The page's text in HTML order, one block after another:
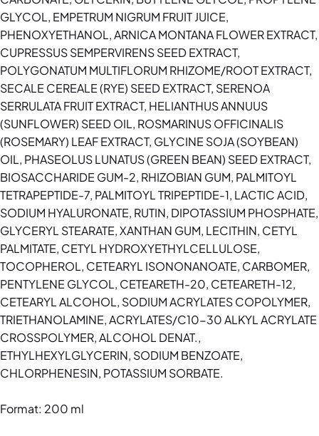
GLYCOL, EMPETRUM NIGRUM FRUIT JUICE,
PHENOXYETHANOL, ARNICA MONTANA FLOWER EXTRACT,
CUPRESSUS SEMPERVIRENS SEED EXTRACT,
POLYGONATUM MULTIFLORUM RHIZOME/ROOT EXTRACT,
SECALE CEREALE (RYE) SEED EXTRACT, SERENOA
SERRULATA FRUIT EXTRACT, HELIANTHUS ANNUUS
(SUNFLOWER) SEED OIL, ROSMARINUS OFFICINALIS
(ROSEMARY) LEAF EXTRACT, GLYCINE SOJA (SOYBEAN)
OIL, PHASEOLUS LUNATUS (GREEN BEAN) SEED EXTRACT,
BIOSACCHARIDE GUM-2, RHIZOBIAN GUM, PALMITOYL
TETRAPEPTIDE-7, PALMITOYL TRIPEPTIDE-1, LACTIC ACID,
SODIUM HYALURONATE, RUTIN, DIPOTASSIUM PHOSPHATE,
GLYCERYL STEARATE, XANTHAN GUM, LECITHIN, CETYL
PALMITATE, CETYL HYDROXYETHYLCELLULOSE,
TOCOPHEROL, CETEARYL ISONONANOATE, CARBOMER,
PENTYLENE GLYCOL, CETEARETH-20, CETEARETH-12,
CETEARYL ALCOHOL, SODIUM ACRYLATES COPOLYMER,
TRIETHANOLAMINE, ACRYLATES/C10-30 ALKYL ACRYLATE
CROSSPOLYMER, ALCOHOL DENAT.,
ETHYLHEXYLGLYCERIN, SODIUM BENZOATE,
CHLORPHENESIN, POTASSIUM SORBATE.
Format: 200 ml